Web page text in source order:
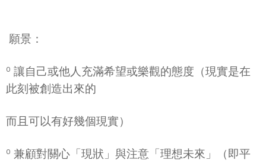
 願景：
º 讓自己或他人充滿希望或樂觀的態度（現實是在
此刻被創造出來的
而且可以有好幾個現實）
º 兼顧對關心「現狀」與注意「理想未來」（即平